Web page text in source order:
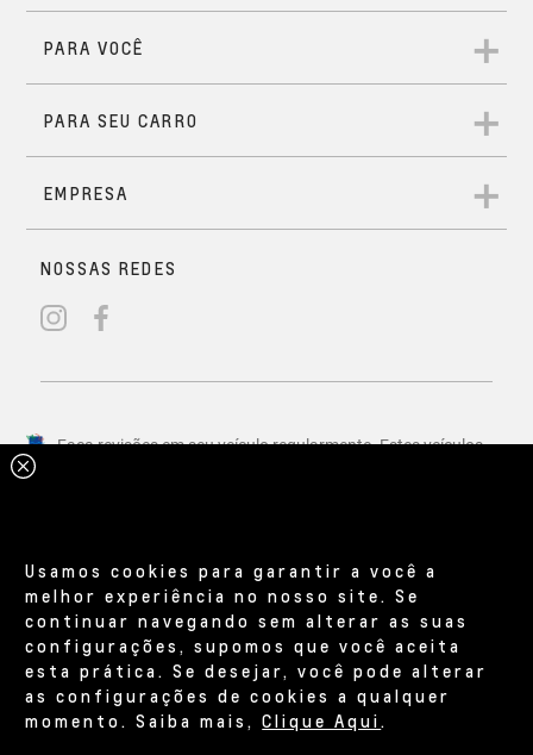
Usamos cookies para garantir a você a
melhor experiência no nosso site. Se
continuar navegando sem alterar as suas
configurações, supomos que você aceita
esta prática. Se desejar, você pode alterar
as configurações de cookies a qualquer
momento. Saiba mais,Clique Aqui.